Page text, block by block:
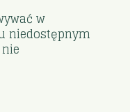
w
niedostępnym